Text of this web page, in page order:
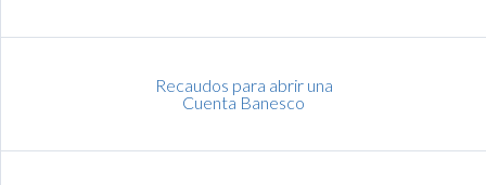
Recaudos para abrir una
Cuenta Banesco